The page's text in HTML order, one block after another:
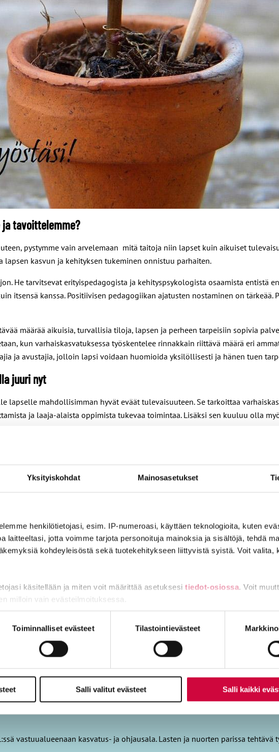
Yksityiskohdat Mainosasetukset
henkilötietojasi, esim. IP-numeroasi, käyttäen teknologioita, kuten
laitteeltasi, jotta voimme tarjota personoituja mainoksia ja sisältöjä, tehdä
kohdeyleisöstä sekä tuotekehitykseen liittyvistä syistä. Voit valita,
käsitellään ja miten voit määrittää asetuksesi tiedot-osiossa. Voit
milloin vain evästeilmoituksessa.
osa sivuston toimintaa parantavia, ja osaa käytetään tilastointi- tai
Toiminnalliset evästeet Tilastointievästeet
Salli valitut evästeet Salli kaikki
tavoittelemme?
pystymme vain arvelemaan mitä taitoja niin lapset kuin aikuiset
kasvun ja kehityksen tukeminen onnistuu parhaiten.
He tarvitsevat erityispedagogista ja kehityspsykologista osaamista entistä
itsensä kanssa. Positiivisen pedagogiikan ajatusten nostaminen on tärkeää.
määrää aikuisia, turvallisia tiloja, lapsen ja perheen tarpeisiin sopivia
kun varhaiskasvatuksessa työskentelee rinnakkain riittävä määrä eri
ja avustajia, jolloin lapsi voidaan huomioida yksilöllisesti ja hänen tuen
juuri nyt
lapselle mahdollisimman hyvät eväät tulevaisuuteen. Se tarkoittaa
ja laaja-alaista oppimista tukevaa toimintaa. Lisäksi sen kuuluu olla
koko henkilöstö. Ammattitaitoinen joukko varhaiskasvatuksen
toimivasta työyhteisöstä, riittävistä resursseista ja hyvästä
lasten aito kohtaaminen, läsnäolo ja vuorovaikutus edellyttää
ensin pitää saada varhaiskasvatuksen perusta kuntoon. Riittävä ja
Tarvitaan resursseja, joilla saadaan henkilöstön koulutus, osaaminen
elämän alkutaipaleelle, turvallinen arki sekä samalla helpotusta
vastuualueenaan kasvatus- ja ohjausala. Lasten ja nuorten parissa tehtävä